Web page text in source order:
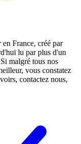
France, créé par
lu par plus d'un
malgré tous nos
vous constatez
contactez nous,